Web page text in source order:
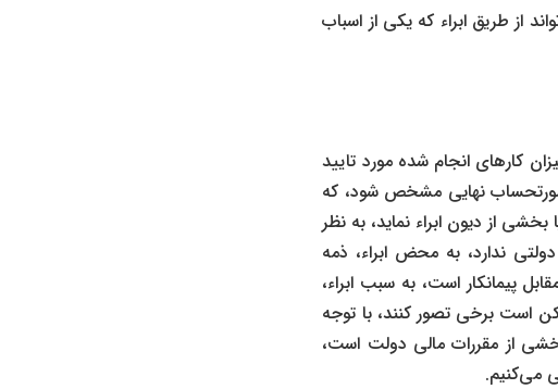
از طریق ابراء که یکی از اسباب
کارهای انجام شده مورد تایید
نهایی مشخص شود، که
از دیون ابراء نماید، به نظر
ندارد، به محض ابراء، ذمه
پیمانکار است، به سبب ابراء،
است برخی تصور کنند، با توجه
هدیه که مستند آن ماده 4 قانون تنظیم بخشی از مقررات مالی دولت است،
می‌کنیم.